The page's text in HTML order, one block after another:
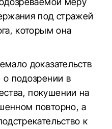
под стражей
которым она
доказательств
о подозрении в
покушении на
повторно, а
к